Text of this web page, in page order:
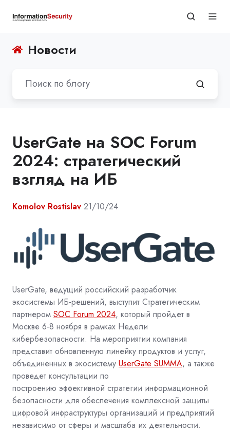
Новости
UserGate на SOC Forum
2024: стратегический
взгляд на ИБ
Komolov Rostislav 21/10/24
UserGate, ведущий российский разработчик
экосистемы ИБ-решений, выступит Стратегическим
партнером SOC Forum 2024, который пройдет в
Москве 6-8 ноября в рамках Недели
кибербезопасности. На мероприятии компания
представит обновленную линейку продуктов и услуг,
объединенных в экосистему UserGate SUMMA, а также
проведет консультации по
построению эффективной стратегии информационной
безопасности для обеспечения комплексной защиты
цифровой инфраструктуры организаций и предприятий
независимо от сферы и масштаба их деятельности.